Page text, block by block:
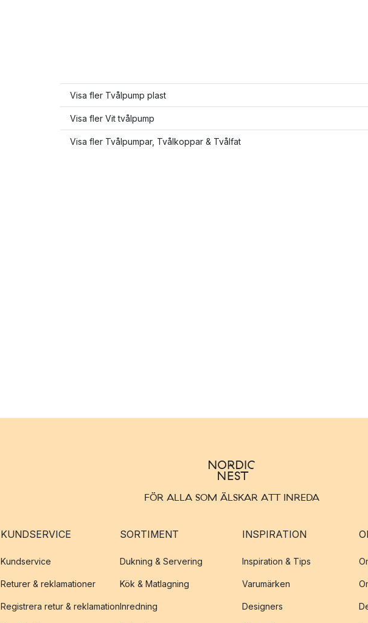
Visa fler Tvålpump plast
Visa fler Vit tvålpump
Visa fler Tvålpumpar, Tvålkoppar & Tvålfat
FÖR ALLA SOM ÄLSKAR ATT INREDA
KUNDSERVICE
Kundservice
Returer & reklamationer
Registrera retur & reklamation
SORTIMENT
Dukning & Servering
Kök & Matlagning
Inredning
INSPIRATION
Inspiration & Tips
Varumärken
Designers